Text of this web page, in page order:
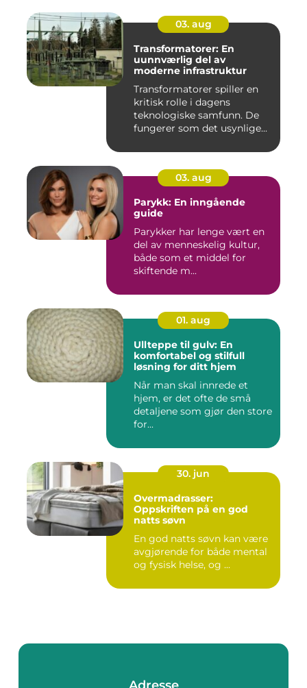
03. aug
Transformatorer: En
uunnværlig del av
moderne infrastruktur
Transformatorer spiller en
kritisk rolle i dagens
teknologiske samfunn. De
fungerer som det usynlige...
03. aug
Parykk: En inngående
guide
Parykker har lenge vært en
del av menneskelig kultur,
både som et middel for
skiftende m...
01. aug
Ullteppe til gulv: En
komfortabel og stilfull
løsning for ditt hjem
Når man skal innrede et
hjem, er det ofte de små
detaljene som gjør den store
for...
30. jun
Overmadrasser:
Oppskriften på en god
natts søvn
En god natts søvn kan være
avgjørende for både mental
og fysisk helse, og ...